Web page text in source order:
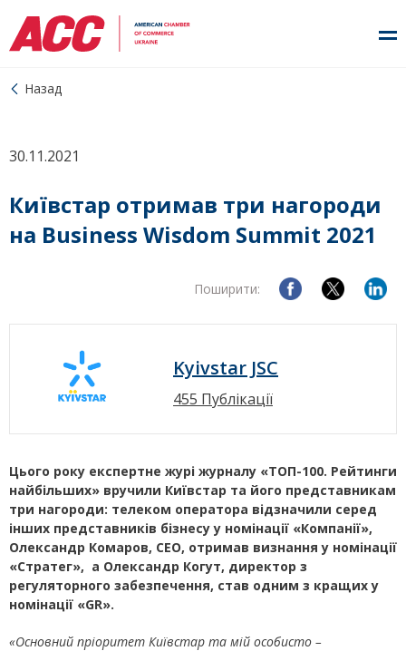
Назад
30.11.2021
Київстар отримав три нагороди
на Business Wisdom Summit 2021
Поширити:
Kyivstar JSC
455 Публікації
Цього року експертне журі журналу «ТОП-100. Рейтинги
найбільших» вручили Київстар та його представникам
три нагороди: телеком оператора відзначили серед
інших представників бізнесу у номінації «Компанії»,
Олександр Комаров, СЕО, отримав визнання у номінації
«Стратег», а Олександр Когут, директор з
регуляторного забезпечення, став одним з кращих у
номінації «GR».
«Основний пріоритет Київстар та мій особисто –